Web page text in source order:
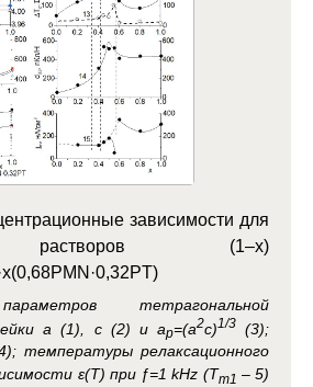
зависимости для
растворов (1–x)
параметров тетрагональной
a (1), c (2) и ap=(a2c)1/3
(3);
температуры релаксационного
ɛ(T) при ƒ=1 kHz (Tm1 – 5)